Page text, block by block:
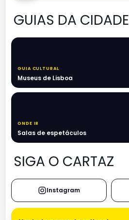
GUIAS DA CIDADE
GUIA CULTURAL
Museus de Lisboa
ONDE IR
Salas de espetáculos
SIGA O CARTAZ
Instagram